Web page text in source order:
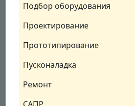
Подбор оборудования
Проектирование
Прототипирование
Пусконаладка
Ремонт